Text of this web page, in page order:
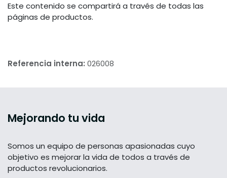
Este contenido se compartirá a través de todas las
páginas de productos.
Referencia interna: 026008
Mejorando tu vida
Somos un equipo de personas apasionadas cuyo
objetivo es mejorar la vida de todos a través de
productos revolucionarios.